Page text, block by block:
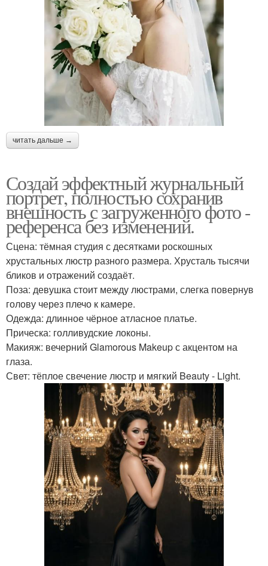
читать дальше →
Создай эффектный журнальный
портрет, полностью сохранив
внешность с загруженного фото -
референса без изменений.
Сцена: тёмная студия с десятками роскошных
хрустальных люстр разного размера. Хрусталь тысячи
бликов и отражений создаёт.
Поза: девушка стоит между люстрами, слегка повернув
голову через плечо к камере.
Одежда: длинное чёрное атласное платье.
Прическа: голливудские локоны.
Макияж: вечерний Glamorous Makeup с акцентом на
глаза.
Свет: тёплое свечение люстр и мягкий Beauty - Light.